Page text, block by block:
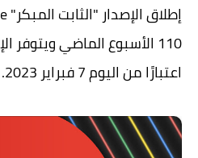
110 الأسبوع الماضي ويتوفر
اعتبارًا من اليوم 7 فبراير 2023.